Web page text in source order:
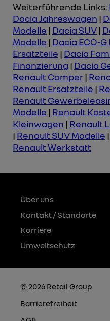
Weiterführende Links:
Dacia Jahreswagen |
Modelle | Dacia SUV|
Modelle | Dacia ECO-
Ersatzteile | Dacia
Finanzierung | Dacia
Renault Camper|
Renault Ersatzteile |
Renault
Modelle | Renault
Kleinwagen | Renault
| Renault SUV Modelle |
Renault Werkstatt
Über uns
Kontakt / Standorte
Karriere
Umweltschutz
© 2026 Retail Group
Barrierefreiheit